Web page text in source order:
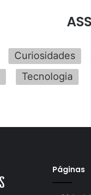
Curiosidades
Tecnologia
Páginas